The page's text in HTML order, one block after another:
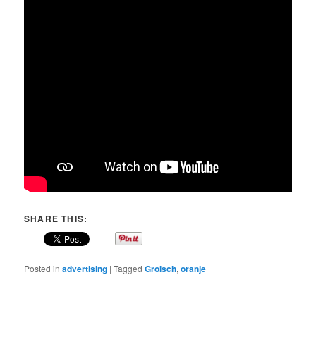
SHARE THIS:
Posted in advertising |Tagged Grolsch,oranje